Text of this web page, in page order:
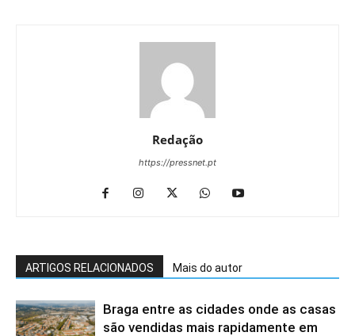
Redação
https://pressnet.pt
ARTIGOS RELACIONADOS Mais do autor
Braga entre as cidades onde as casas
são vendidas mais rapidamente em